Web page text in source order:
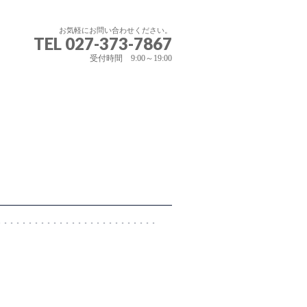
お気軽にお問い合わせください。
TEL 027-373-7867
受付時間 9:00～19:00